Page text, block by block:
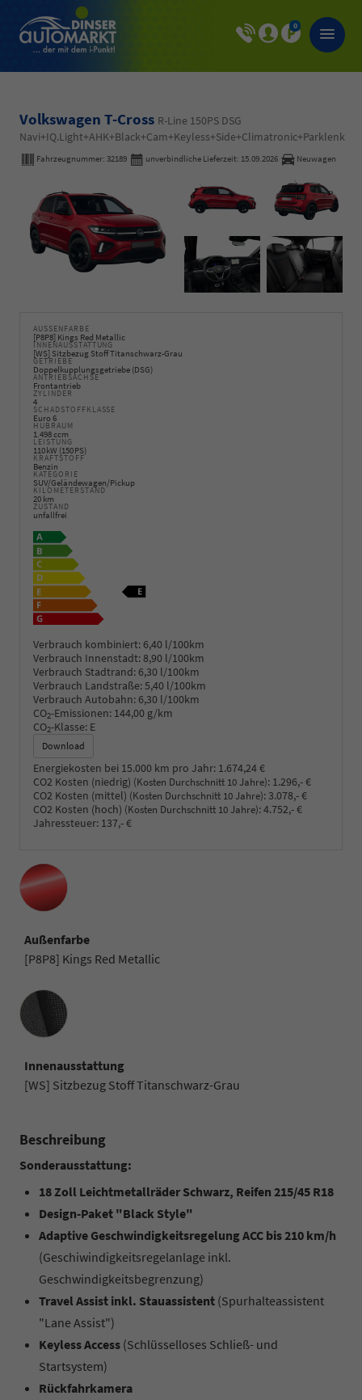
0
Volkswagen T-Cross R-Line 150PS DSG
Navi+IQ.Light+AHK+Black+Cam+Keyless+Side+Climatronic+Parklenk
Fahrzeugnummer: 32189 unverbindliche Lieferzeit: 15.09.2026 Neuwagen
AUSSENFARBE
[P8P8] Kings Red Metallic
INNENAUSSTATTUNG
[WS] Sitzbezug Stoff Titanschwarz-Grau
GETRIEBE
Doppelkupplungsgetriebe (DSG)
ANTRIEBSACHSE
Frontantrieb
ZYLINDER
4
SCHADSTOFFKLASSE
Euro 6
HUBRAUM
1.498 ccm
LEISTUNG
110 kW (150 PS)
KRAFTSTOFF
Benzin
KATEGORIE
SUV/Geländewagen/Pickup
KILOMETERSTAND
20 km
ZUSTAND
unfallfrei
Verbrauch kombiniert: 6,40 l/100km
Verbrauch Innenstadt:8,90 l/100km
Verbrauch Stadtrand: 6,30 l/100km
Verbrauch Landstraße:5,40 l/100km
Verbrauch Autobahn: 6,30 l/100km
CO2-Emissionen: 144,00 g/km
CO2-Klasse: E
Download
Energiekosten bei 15.000 km pro Jahr: 1.674,24 €
CO2 Kosten (niedrig) (Kosten Durchschnitt 10 Jahre): 1.296,- €
CO2 Kosten (mittel) (Kosten Durchschnitt 10 Jahre):3.078,- €
CO2 Kosten (hoch) (Kosten Durchschnitt 10 Jahre):4.752,- €
Jahressteuer: 137,- €
Außenfarbe
[P8P8] Kings Red Metallic
Innenausstattung
Innenausstattung
[WS] Sitzbezug Stoff Titanschwarz-Grau
Beschreibung
Sonderausstattung:
18 Zoll Leichtmetallräder Schwarz, Reifen 215/45 R18
Design-Paket "Black Style"
Adaptive Geschwindigkeitsregelung ACC bis 210 km/h
(Geschiwindigkeitsregelanlage inkl.
Geschwindigkeitsbegrenzung)
Travel Assist inkl. Stauassistent (Spurhalteassistent
"Lane Assist")
Keyless Access (Schlüsselloses Schließ- und
Startsystem)
Rückfahrkamera